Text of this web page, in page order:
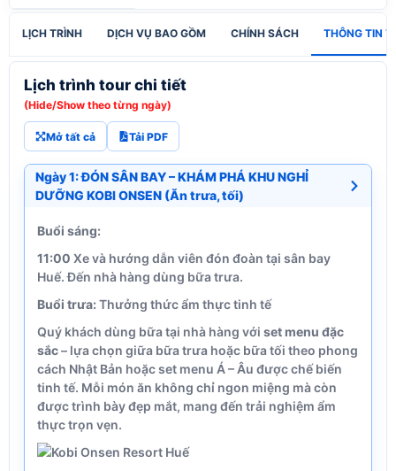
LỊCH TRÌNH DỊCH VỤ BAO GỒM CHÍNH SÁCH THÔNG TIN
Lịch trình tour chi tiết
(Hide/Show theo từng ngày)
Mở tất cả Tải PDF
Ngày 1: ĐÓN SÂN BAY – KHÁM PHÁ KHU NGHỈ
DƯỠNG KOBI ONSEN (Ăn trưa, tối)
Buổi sáng:
11:00 Xe và hướng dẫn viên đón đoàn tại sân bay
Huế. Đến nhà hàng dùng bữa trưa.
Buổi trưa: Thưởng thức ẩm thực tinh tế
Quý khách dùng bữa tại nhà hàng với set menu đặc
sắc– lựa chọn giữa bữa trưa hoặc bữa tối theo phong
cách Nhật Bản hoặc set menu Á – Âu được chế biến
tinh tế. Mỗi món ăn không chỉ ngon miệng mà còn
được trình bày đẹp mắt, mang đến trải nghiệm ẩm
thực trọn vẹn.